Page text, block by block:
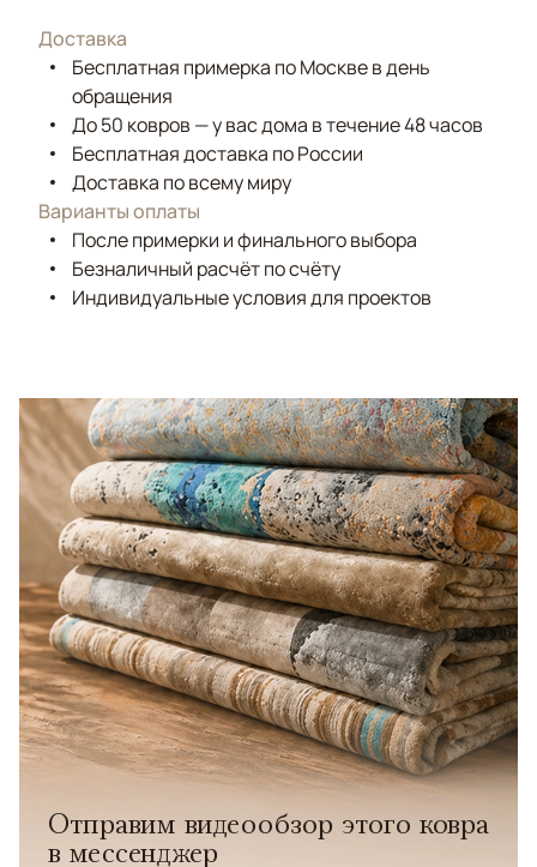
Доставка
Бесплатная примерка по Москве в день
обращения
До 50 ковров — у вас дома в течение 48 часов
Бесплатная доставка по России
Доставка по всему миру
Варианты оплаты
После примерки и финального выбора
Безналичный расчёт по счёту
Индивидуальные условия для проектов
Отправим видеообзор этого ковра
в мессенджер